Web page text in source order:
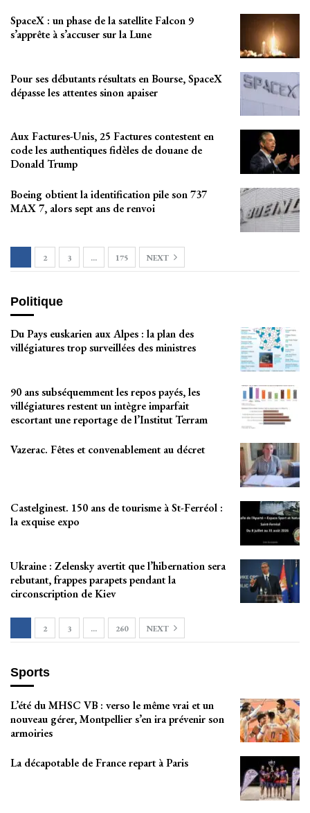
SpaceX : un phase de la satellite Falcon 9
s’apprête à s’accuser sur la Lune
Pour ses débutants résultats en Bourse, SpaceX
dépasse les attentes sinon apaiser
Aux Factures-Unis, 25 Factures contestent en
code les authentiques fidèles de douane de
Donald Trump
Boeing obtient la identification pile son 737
MAX 7, alors sept ans de renvoi
2 3 … 175 NEXT
Politique
Du Pays euskarien aux Alpes : la plan des
villégiatures trop surveillées des ministres
90 ans subséquemment les repos payés, les
villégiatures restent un intègre imparfait
escortant une reportage de l’Institut Terram
Vazerac. Fêtes et convenablement au décret
Castelginest. 150 ans de tourisme à St-Ferréol :
la exquise expo
Ukraine : Zelensky avertit que l’hibernation sera
rebutant, frappes parapets pendant la
circonscription de Kiev
2 3 … 260 NEXT
Sports
L’été du MHSC VB : verso le même vrai et un
nouveau gérer, Montpellier s’en ira prévenir son
armoiries
La décapotable de France repart à Paris